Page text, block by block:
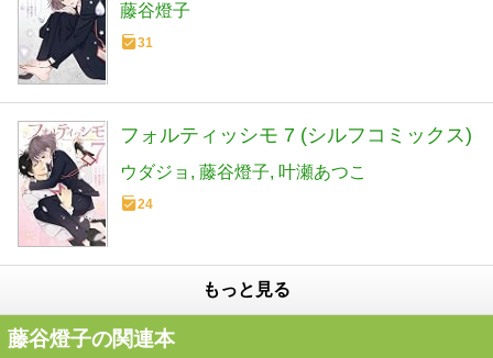
藤谷燈子
31
フォルティッシモ 7 (シルフコミックス)
ウダジョ 藤谷燈子 叶瀬あつこ
24
もっと見る
藤谷燈子の関連本